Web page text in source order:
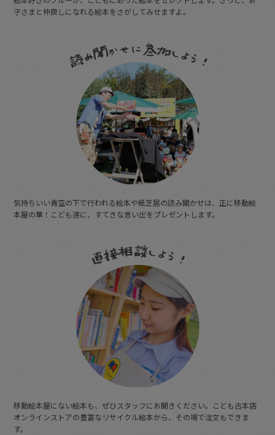
子さまと仲良しになれる絵本をさがしてみせますよ。
気持ちいい青空の下で行われる絵本や紙芝居の読み聞かせは、正に移動絵
本屋の華！こども達に、すてきな思い出をプレゼントします。
移動絵本屋にない絵本も、ぜひスタッフにお聞きください。こども古本店
オンラインストアの豊富なリサイクル絵本から、その場で注文もできま
す。